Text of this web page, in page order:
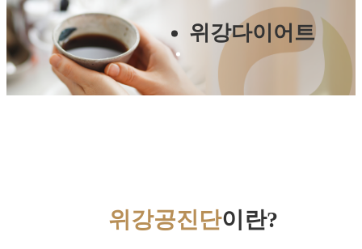
위강다이어트
위강공진단이란?